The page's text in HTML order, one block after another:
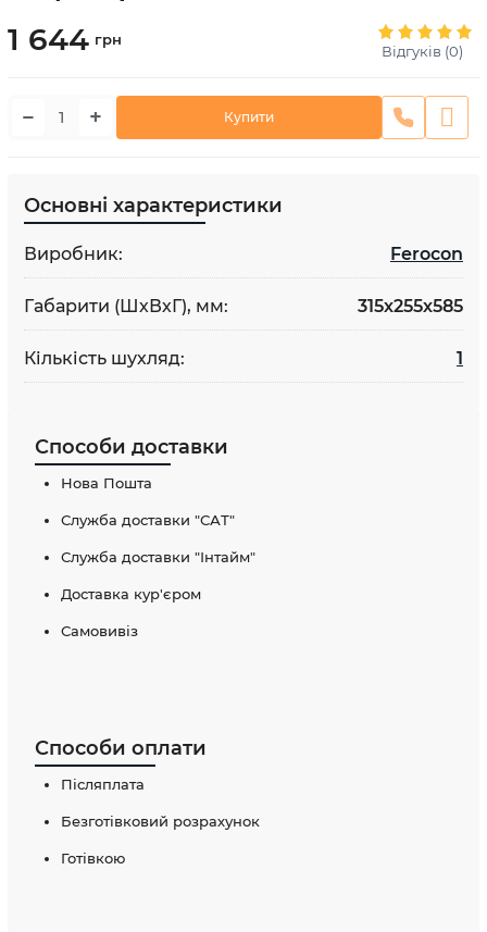
1 644 грн
Відгуків (0)
− + Купити
Основні характеристики
Виробник: Ferocon
Габарити (ШхВхГ), мм: 315х255х585
Кількість шухляд: 1
Способи доставки
Нова Пошта
Служба доставки "САТ"
Служба доставки "Інтайм"
Доставка кур'єром
Самовивіз
Способи оплати
Післяплата
Безготівковий розрахунок
Готівкою